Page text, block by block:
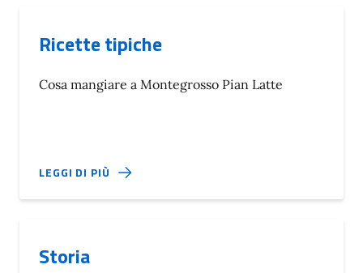
Ricette tipiche
Cosa mangiare a Montegrosso Pian Latte
LEGGI DI PIÙ
Storia